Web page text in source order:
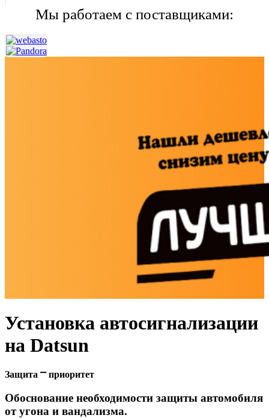
Мы работаем с поставщиками:
Установка автосигнализации
на Datsun
Защита ⎻ приоритет
Обоснование необходимости защиты автомобиля
от угона и вандализма.